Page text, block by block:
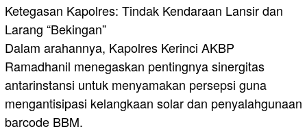
​Ketegasan Kapolres: Tindak Kendaraan Lansir dan
Larang “Bekingan”
​Dalam arahannya, Kapolres Kerinci AKBP
Ramadhanil menegaskan pentingnya sinergitas
antarinstansi untuk menyamakan persepsi guna
mengantisipasi kelangkaan solar dan penyalahgunaan
barcode BBM.